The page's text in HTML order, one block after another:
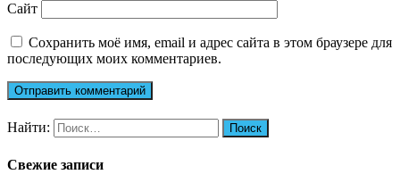
Сайт
Сохранить моё имя, email и адрес сайта в этом браузере для
последующих моих комментариев.
Найти:
Свежие записи